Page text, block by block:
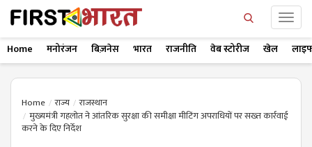
Home मनोरंजन बिज़नेस भारत राजनीति वेब स्टोरीज खेल
Home राज्य
राजस्थान
मुख्यमंत्री गहलोत ने आंतरिक सुरक्षा की समीक्षा मीटिंग अपराधियों पर सख्त कार्रवाई
करने के दिए निर्देश